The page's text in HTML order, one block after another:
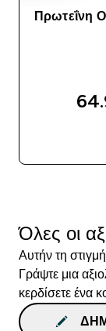
Πρωτεΐνη
Όλες οι
Αυτήν τη
Γράψτε μια
κερδίσετε ένα